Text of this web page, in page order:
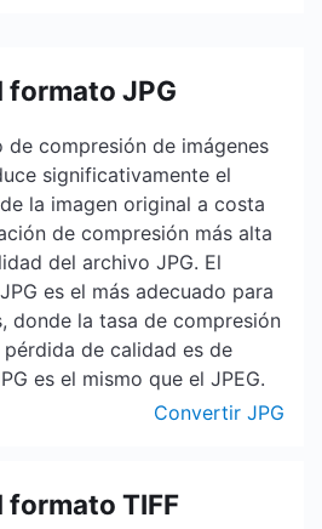
formato JPG
de compresión de imágenes
significativamente el
la imagen original a costa
de compresión más alta
del archivo JPG. El
es el más adecuado para
donde la tasa de compresión
de calidad es de
es el mismo que el JPEG.
Convertir JPG
formato TIFF